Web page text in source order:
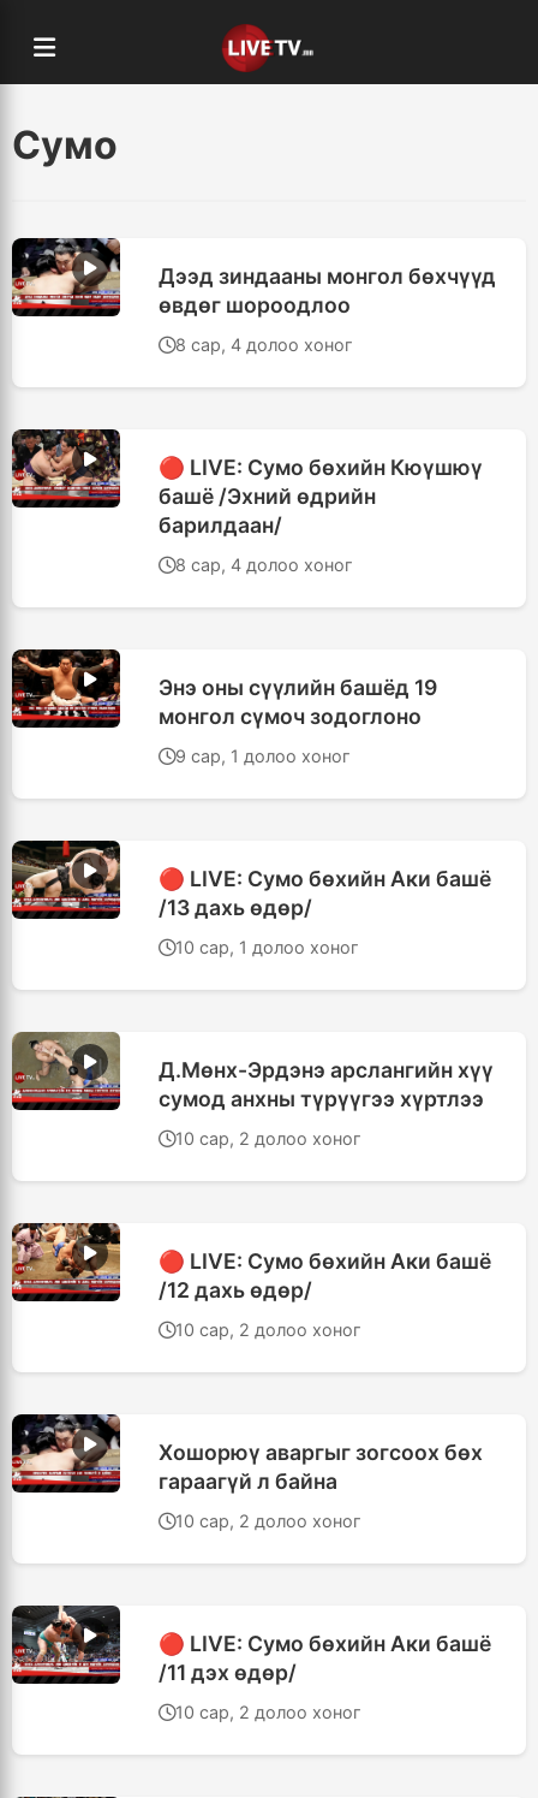
Сумо
Дээд зиндааны монгол бөхчүүд
өвдөг шороодлоо
8 сар, 4 долоо хоног
🔴 LIVE: Сумо бөхийн Кюүшюү
башё /Эхний өдрийн
барилдаан/
8 сар, 4 долоо хоног
Энэ оны сүүлийн башёд 19
монгол сүмоч зодоглоно
9 сар, 1 долоо хоног
🔴 LIVE: Сумо бөхийн Аки башё
/13 дахь өдөр/
10 сар, 1 долоо хоног
Д.Мөнх-Эрдэнэ арслангийн хүү
сумод анхны түрүүгээ хүртлээ
10 сар, 2 долоо хоног
🔴 LIVE: Сумо бөхийн Аки башё
/12 дахь өдөр/
10 сар, 2 долоо хоног
Хошорюү аваргыг зогсоох бөх
гараагүй л байна
10 сар, 2 долоо хоног
🔴 LIVE: Сумо бөхийн Аки башё
/11 дэх өдөр/
10 сар, 2 долоо хоног